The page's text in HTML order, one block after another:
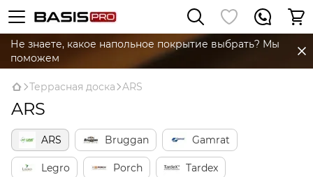
Не знаете, какое напольное покрытие выбрать? Мы
поможем
Террасная доска ARS
ARS
ARS Bruggan Gamrat
Legro Porch Tardex